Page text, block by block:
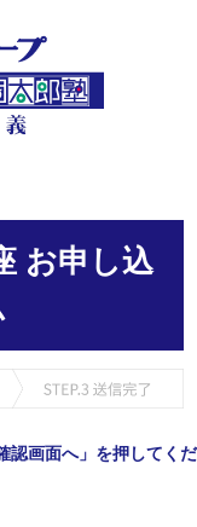
お申し込
認画面へ」を押してくだ